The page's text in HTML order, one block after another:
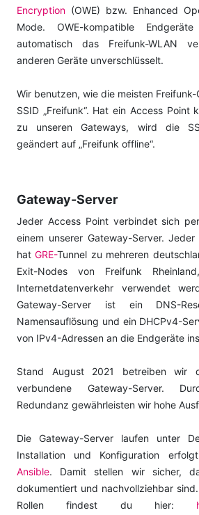
Encryption (OWE) bzw. Enhanced
Mode. OWE-kompatible
automatisch das Freifunk-WLAN
anderen Geräte unverschlüsselt.
Wir benutzen, wie die meisten
SSID „Freifunk“. Hat ein Access Point
zu unseren Gateways, wird die
geändert auf „Freifunk offline“.
Gateway-Server
Jeder Access Point verbindet sich
einem unserer Gateway-Server. Jeder
hatGRE-Tunnel zu mehreren
Exit-Nodes von Freifunk
Internetdatenverkehr verwendet
Gateway-Server ist ein DNS-
Namensauflösung und ein DHCPv4-
von IPv4-Adressen an die Endgeräte
Stand August 2021 betreiben wir
verbundene Gateway-Server.
Redundanz gewährleisten wir hohe
Die Gateway-Server laufen unter
Installation und Konfiguration
Ansible. Damit stellen wir sicher,
dokumentiert und nachvollziehbar
Rollen findest du hier: